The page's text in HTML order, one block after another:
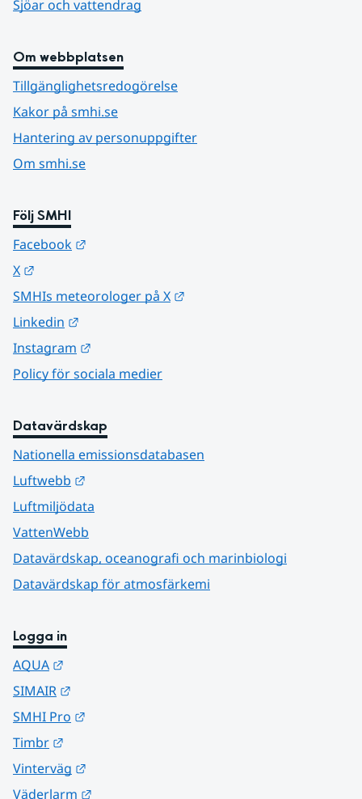
Sjöar och vattendrag
Om webbplatsen
Tillgänglighetsredogörelse
Kakor på smhi.se
Hantering av personuppgifter
Om smhi.se
Följ SMHI
Facebook
X
SMHIs meteorologer på X
Linkedin
Instagram
Policy för sociala medier
Datavärdskap
Nationella emissionsdatabasen
Luftwebb
Luftmiljödata
VattenWebb
Datavärdskap, oceanografi och marinbiologi
Datavärdskap för atmosfärkemi
Logga in
AQUA
SIMAIR
SMHI Pro
Timbr
Vinterväg
Väderlarm